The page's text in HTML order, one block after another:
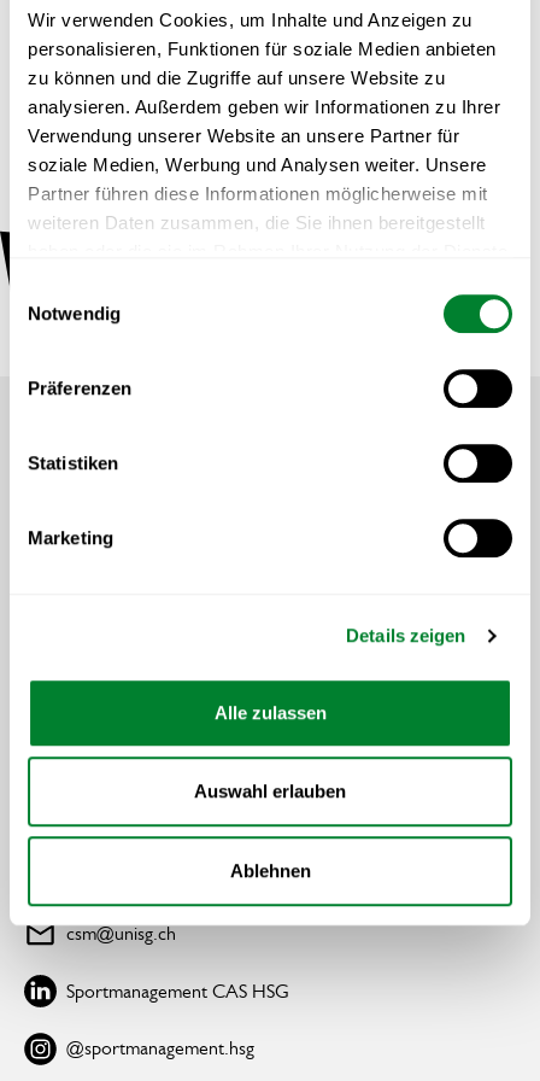
Wir verwenden Cookies, um Inhalte und Anzeigen zu
personalisieren, Funktionen für soziale Medien anbieten
zu können und die Zugriffe auf unsere Website zu
analysieren. Außerdem geben wir Informationen zu Ihrer
Verwendung unserer Website an unsere Partner für
soziale Medien, Werbung und Analysen weiter. Unsere
Partner führen diese Informationen möglicherweise mit
weiteren Daten zusammen, die Sie ihnen bereitgestellt
Einwilligungsauswahl
Notwendig
Präferenzen
Statistiken
Marketing
Details zeigen
Alle zulassen
Auswahl erlauben
Ablehnen
Beteiligungen, digitale Entwicklung und Strategie zuständig. Seit
Juli 2017 ist Liesenfeld für die Unternehmensentwicklung und
Internationalisierung des Bundesligaaufsteigers verantwortlich.
Davor war er im Bereich Marketing und Brand Management
tätig, wo er den umfassenden Markenprozess mit
Identitätsfindung und Markenpositionierung, einschließlich des
Claims "Spürbar anders", mitgestaltete. Vor seiner Tätigkeit
beim 1. FC Köln arbeitete Liesenfeld 2011 einige Monate als
Eventmanager bei der Stadion Frankfurt Management GmbH.
ALLE REFERIERENDEN
Footer
IMPRESSUM
csm@unisg.ch
Sportmanagement CAS HSG
@sportmanagement.hsg